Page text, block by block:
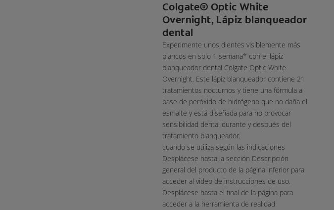
Colgate® Optic White
Overnight, Lápiz blanqueador
dental
Experimente unos dientes visiblemente más
blancos en solo 1 semana* con el lápiz
blanqueador dental Colgate Optic White
Overnight. Este lápiz blanqueador contiene 21
tratamientos nocturnos y tiene una fórmula a
base de peróxido de hidrógeno que no daña el
esmalte y está diseñada para no provocar
sensibilidad dental durante y después del
tratamiento blanqueador.
cuando se utiliza según las indicaciones
Desplácese hasta la sección Descripción
general del producto de la página inferior para
acceder al video de instrucciones de uso.
Desplácese hasta el final de la página para
acceder a la herramienta de realidad